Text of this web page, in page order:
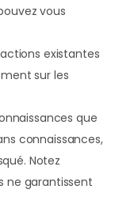
vous
existantes
sur les
que
connaissances,
Notez
ne garantissent